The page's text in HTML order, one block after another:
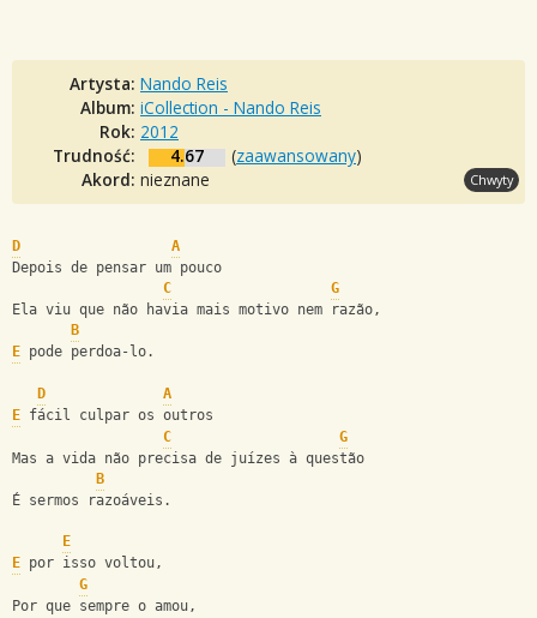
Artysta: Nando Reis
Album: iCollection - Nando Reis
Rok: 2012
Trudność:
4.67 (zaawansowany)
Akord: nieznane Chwyty
D
A
Depois de pensar um pouco
C
G
Ela viu que não havia mais motivo nem razão,
B
E pode perdoa-lo.
D
A
E fácil culpar os outros
C
G
Mas a vida não precisa de juízes à questão
B
É sermos razoáveis.
E
E por isso voltou,
G
Por que sempre o amou,